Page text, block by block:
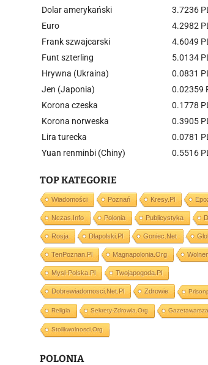
Dolar amerykański
3.7236
Euro
4.2982
Frank szwajcarski
4.6049
Funt szterling
5.0134
Hrywna (Ukraina)
0.0831
Jen (Japonia)
0.02359
Korona czeska
0.1778
Korona norweska
0.3905
Lira turecka
0.0781
Yuan renminbi (Chiny)
0.5516
TOP KATEGORIE
Wiadomości Poznań Kresy.pl
Nczas.info Polonia Publicystyka
Rosja Dlapolski.pl Goniec.net
TenPoznan.pl Magnapolonia.org
Mysl-Polska.pl Twojapogoda.pl
Dobrewiadomosci.net.pl Zdrowie
Religia Sekrety-Zdrowia.org
Stolikwolnosci.org
POLONIA